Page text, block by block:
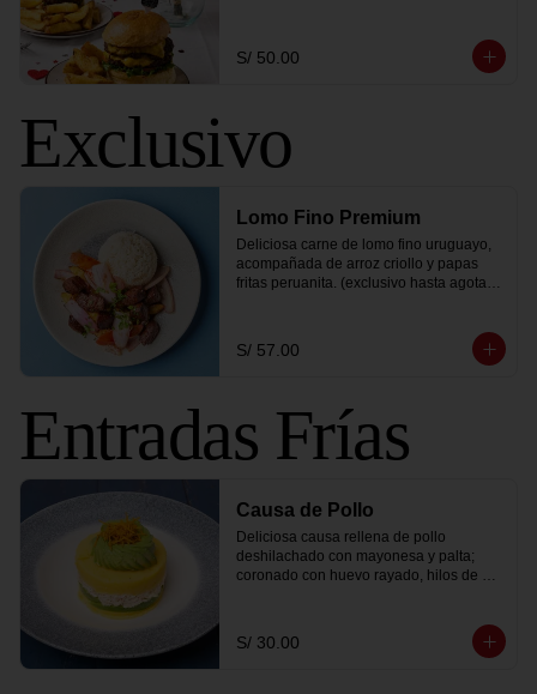
S/ 50.00
Exclusivo
Lomo Fino Premium
Deliciosa carne de lomo fino uruguayo,
acompañada de arroz criollo y papas
fritas peruanita. (exclusivo hasta agotar
S/ 57.00
Entradas Frías
Causa de Pollo
Deliciosa causa rellena de pollo
deshilachado con mayonesa y palta;
coronado con huevo rayado, hilos de
S/ 30.00